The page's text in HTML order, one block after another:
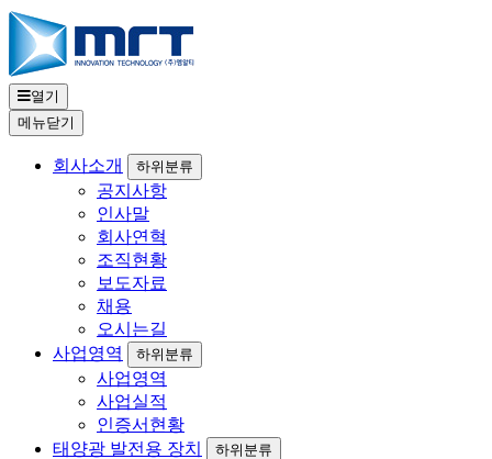
열기
메뉴닫기
회사소개 하위분류
공지사항
인사말
회사연혁
조직현황
보도자료
채용
오시는길
사업영역
하위분류
사업영역
사업실적
인증서현황
태양광 발전용 장치
하위분류